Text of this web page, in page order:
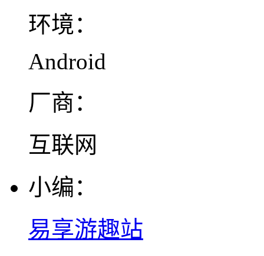
环境：
Android
厂商：
互联网
小编：
易享游趣站